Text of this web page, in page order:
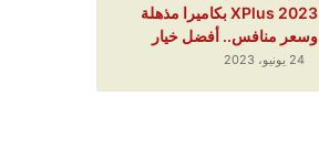
XPlus 2023 بكاميرا مذهلة
وسعر منافس.. أفضل خيار
24 يونيو، 2023